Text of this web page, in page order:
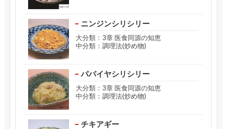
ニンジンシリシリー
大分類：3章 医食同源の知恵
中分類：調理法(炒め物)
パパイヤシリシリー
大分類：3章 医食同源の知恵
中分類：調理法(炒め物)
チキアギー